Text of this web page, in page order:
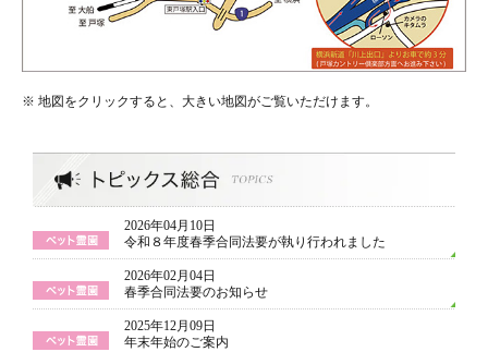
※ 地図をクリックすると、大きい地図がご覧いただけます。
2026年04月10日
令和８年度春季合同法要が執り行われました
2026年02月04日
春季合同法要のお知らせ
2025年12月09日
年末年始のご案内